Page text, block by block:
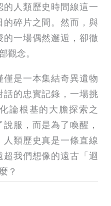
人類歷史時間線這一
碎片之間。然而，與
一場偶然邂逅，卻徹
觀念。
僅是一本集結奇異遺物
的忠實記錄，一場挑
論根基的大膽探索之
服，而是為了喚醒，
類歷史真是一條直線
我們想像的遠古「迴
？